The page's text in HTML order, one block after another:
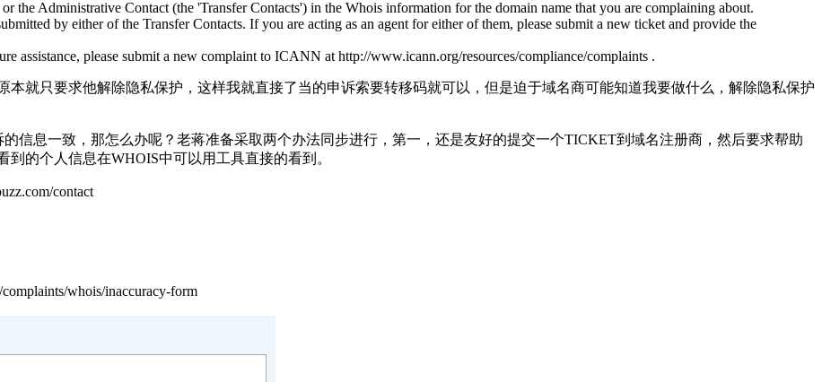
the Administrative Contact (the 'Transfer Contacts') in the Whois information for the domain name that you are complaining about.
by either of the Transfer Contacts. If you are acting as an agent for either of them, please submit a new ticket and provide the
assistance, please submit a new complaint to ICANN at http://www.icann.org/resources/compliance/complaints .
就只要求他解除隐私保护，这样我就直接了当的申诉索要转移码就可以，但是迫于域名商可能知道我要做什么，解除隐私保护
信息一致，那怎么办呢？老蒋准备采取两个办法同步进行，第一，还是友好的提交一个TICKET到域名注册商，然后要求帮助
的个人信息在WHOIS中可以用工具直接的看到。
contact
whois/inaccuracy-form